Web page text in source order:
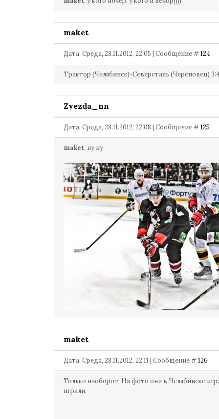
maket
Дата: Среда, 28.11.2012, 22:05 | Сообщение #124
Трактор (Челябинск)-Северсталь (Череповец)
Zvezda_nn
Дата: Среда, 28.11.2012, 22:08 | Сообщение #125
maket, ну ну
maket
Дата: Среда, 28.11.2012, 22:11 | Сообщение #126
Только наоборот. На фото они в Челябинске
играли.